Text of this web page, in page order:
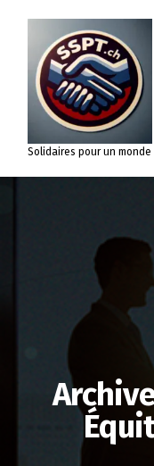
contenu
Solidaires pour un